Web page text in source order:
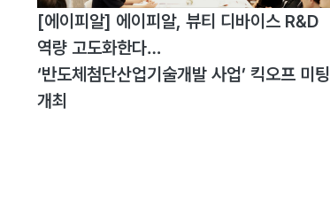
[에이피알] 에이피알, 뷰티 디바이스 R&D
역량 고도화한다…
‘반도체첨단산업기술개발 사업’ 킥오프 미팅
개최